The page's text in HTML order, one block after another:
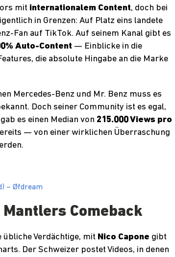
mit internationalem Content, doch bei
in Grenzen: Auf Platz eins landete
Fan auf TikTok. Auf seinem Kanal gibt es
Auto-Content — Einblicke in die
die absolute Hingabe an die Marke
Mercedes-Benz und Mr. Benz muss es
Doch seiner Community ist es egal,
es einen Median von 215.000 Views pro
— von einer wirklichen Überraschung
– Øfdream
Mantlers Comeback
übliche Verdächtige, mit Nico Capone gibt
Der Schweizer postet Videos, in denen